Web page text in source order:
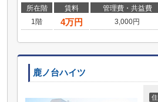
所在階 賃料 管理費・共益費
1階
4万円 3,000円
鹿ノ台ハイツ